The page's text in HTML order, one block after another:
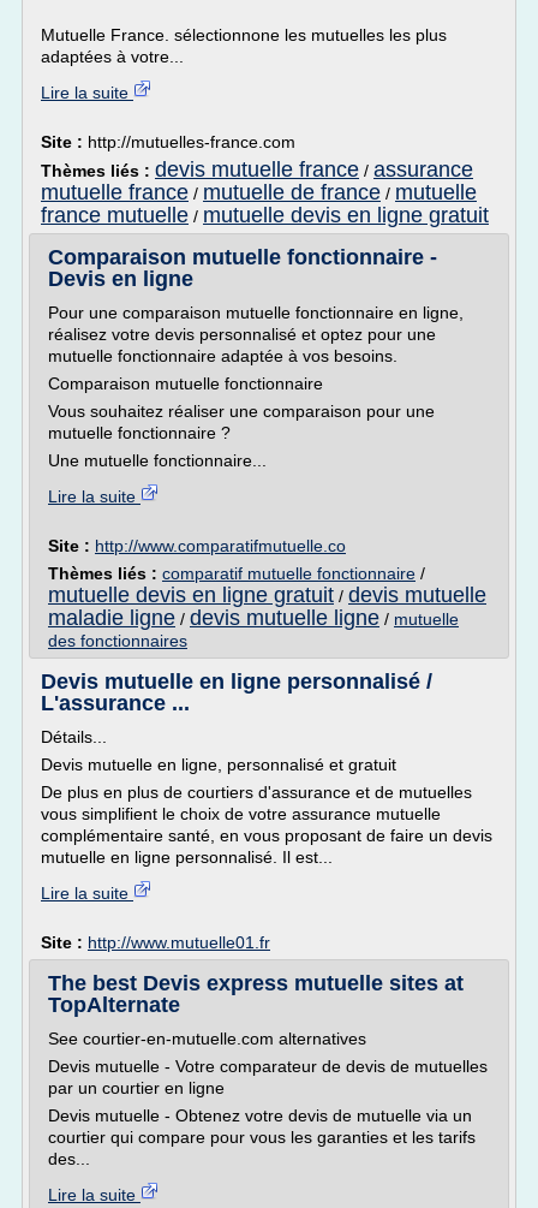
Mutuelle France. sélectionnone les mutuelles les plus
adaptées à votre...
Lire la suite
Site : http://mutuelles-france.com
Thèmes liés : devis mutuelle france / assurance
mutuelle france / mutuelle de france / mutuelle
france mutuelle / mutuelle devis en ligne gratuit
Comparaison mutuelle fonctionnaire -
Devis en ligne
Pour une comparaison mutuelle fonctionnaire en ligne,
réalisez votre devis personnalisé et optez pour une
mutuelle fonctionnaire adaptée à vos besoins.
Comparaison mutuelle fonctionnaire
Vous souhaitez réaliser une comparaison pour une
mutuelle fonctionnaire ?
Une mutuelle fonctionnaire...
Lire la suite
Site : http://www.comparatifmutuelle.co
Thèmes liés : comparatif mutuelle fonctionnaire /
mutuelle devis en ligne gratuit / devis mutuelle
maladie ligne / devis mutuelle ligne / mutuelle
des fonctionnaires
Devis mutuelle en ligne personnalisé /
L'assurance ...
Détails...
Devis mutuelle en ligne, personnalisé et gratuit
De plus en plus de courtiers d'assurance et de mutuelles
vous simplifient le choix de votre assurance mutuelle
complémentaire santé, en vous proposant de faire un devis
mutuelle en ligne personnalisé. Il est...
Lire la suite
Site : http://www.mutuelle01.fr
The best Devis express mutuelle sites at
TopAlternate
See courtier-en-mutuelle.com alternatives
Devis mutuelle - Votre comparateur de devis de mutuelles
par un courtier en ligne
Devis mutuelle - Obtenez votre devis de mutuelle via un
courtier qui compare pour vous les garanties et les tarifs
des...
Lire la suite